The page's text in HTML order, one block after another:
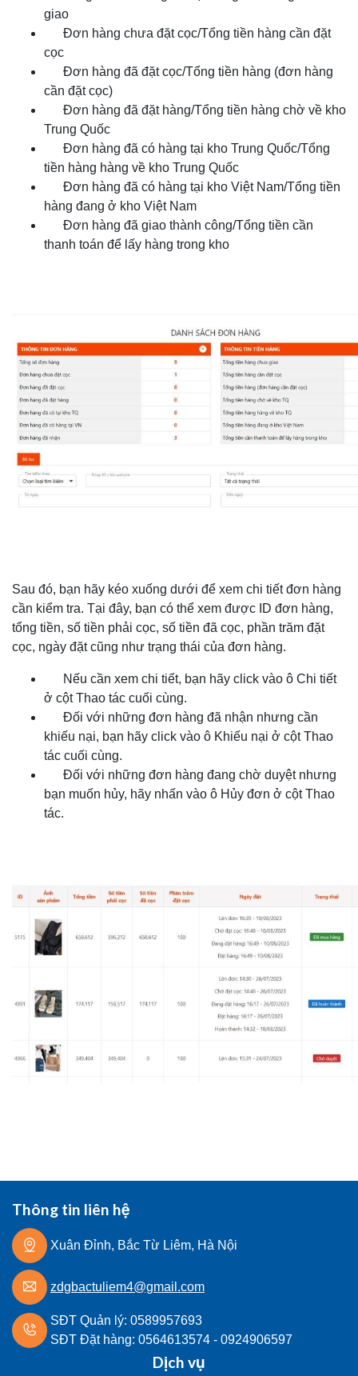
giao
Đơn hàng chưa đặt cọc/Tổng tiền hàng cần đặt
cọc
Đơn hàng đã đặt cọc/Tổng tiền hàng (đơn hàng
cần đặt cọc)
Đơn hàng đã đặt hàng/Tổng tiền hàng chờ về kho
Trung Quốc
Đơn hàng đã có hàng tại kho Trung Quốc/Tổng
tiền hàng hàng về kho Trung Quốc
Đơn hàng đã có hàng tại kho Việt Nam/Tổng tiền
hàng đang ở kho Việt Nam
Đơn hàng đã giao thành công/Tổng tiền cần
thanh toán để lấy hàng trong kho
Sau đó, bạn hãy kéo xuống dưới để xem chi tiết đơn hàng
cần kiểm tra. Tại đây, bạn có thể xem được ID đơn hàng,
tổng tiền, số tiền phải cọc, số tiền đã cọc, phần trăm đặt
cọc, ngày đặt cũng như trạng thái của đơn hàng.
Nếu cần xem chi tiết, bạn hãy click vào ô Chi tiết
ở cột Thao tác cuối cùng.
Đối với những đơn hàng đã nhận nhưng cần
khiếu nại, bạn hãy click vào ô Khiếu nại ở cột Thao
tác cuối cùng.
Đối với những đơn hàng đang chờ duyệt nhưng
bạn muốn hủy, hãy nhấn vào ô Hủy đơn ở cột Thao
tác.
Thông tin liên hệ
Xuân Đỉnh, Bắc Từ Liêm, Hà Nội
zdgbactuliem4@gmail.com
SĐT Quản lý: 0589957693
SĐT Đặt hàng: 0564613574 - 0924906597
Dịch vụ